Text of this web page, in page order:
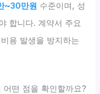
~30만원 수준이며, 성
합니다. 계약서 주요
용 발생을 방지하는
떤 점을 확인할까요?